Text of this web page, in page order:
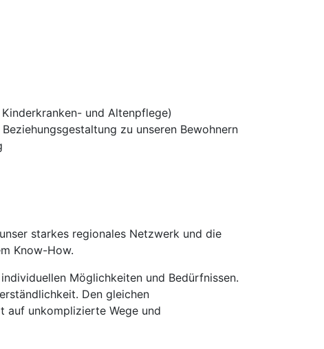
und Altenpflege)
zu unseren Bewohnern
starkes regionales Netzwerk und die
Know-How.
Möglichkeiten und Bedürfnissen.
Den gleichen
auf unkomplizierte Wege und